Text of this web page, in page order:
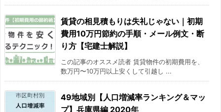
賃貸の相見積もりは失礼じゃない｜初期
費用10万円節約の手順・メール例文・断
り方【宅建士解説】
この記事のオススメ読者 賃貸物件の初期費用を、
数万円〜10万円以上安くして引越し ...
49地域別【人口増減率ランキング＆マッ
プ】兵庫県編 2020年